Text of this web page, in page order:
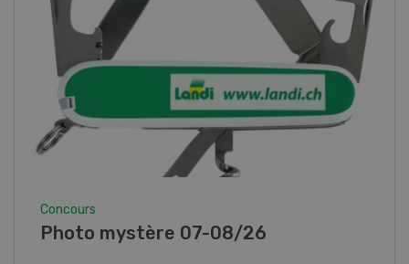
Concours
Photo mystère 07-08/26